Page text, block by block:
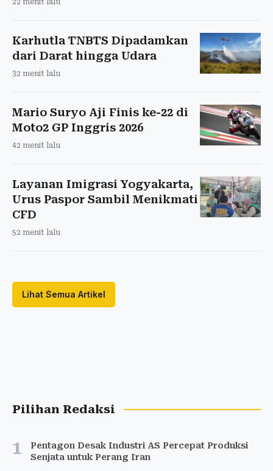
Karhutla TNBTS Dipadamkan
dari Darat hingga Udara
32 menit lalu
Mario Suryo Aji Finis ke-22 di
Moto2 GP Inggris 2026
42 menit lalu
Layanan Imigrasi Yogyakarta,
Urus Paspor Sambil Menikmati
CFD
52 menit lalu
Lihat Semua Artikel
Pilihan Redaksi
1
Pentagon Desak Industri AS Percepat Produksi
Senjata untuk Perang Iran